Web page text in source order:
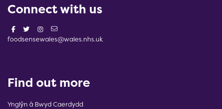
Connect with us
foodsensewales@wales.nhs.uk
Find out more
Ynglŷn â Bwyd Caerdydd